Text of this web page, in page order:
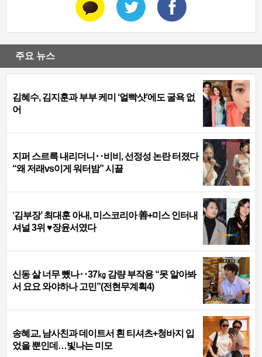
주요 뉴스
김혜수, 김지훈과 부부 케미 ‘얼빡샷’에도 굴욕 없
어
지퍼 스르륵 내리더니‥비비, 선정성 논란 터졌다
“왜 저래vs이게 워터밤” 시끌
‘김부장’ 최대훈 아내, 미스코리아 善+미스 인터내
셔널 3위 ♥장윤서였다
신동 살 너무 뺐나‥37㎏ 감량 부작용 “못 알아봐
서 요요 와야하나 고민”(전현무계획4)
송혜교, 남사친과 데이트서 흰 티셔츠+청바지 입
었을 뿐인데…빛나는 미모